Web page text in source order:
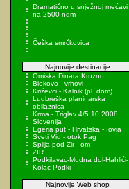
Dramatično u snježnoj mećavi
na 2500 ndm
Češka smrčkovica
Najnovije destinacije
Omiska Dinara Kruzno
Biokovo - vrhovi
Križevci - Kalnik (pl. dom)
Ludbreška planinarska
obilaznica
Krma - Triglav 4/5.10.2008
Slovenija
Egeria put - Hrvatska - Iovia
Sveti Vid - otok Pag
Spilja pod Zir - om
ZIR
Podkilavac-Mudna dol-Hahlići-
Kolac-Podki
Najnovije Web shop